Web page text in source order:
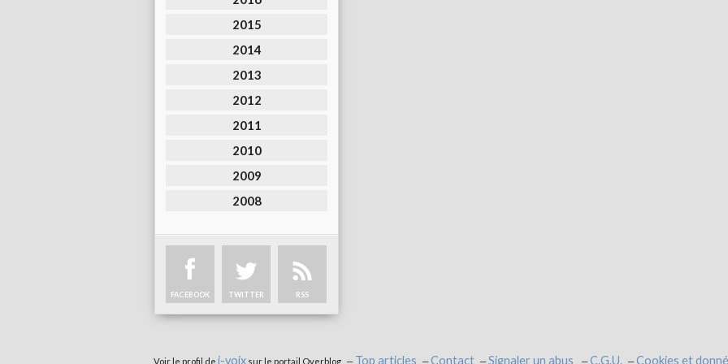
2015
2014
2013
2012
2011
2010
2009
2008
FACEBOOK TWITTER RSS
Voir le profil de i-voixsur le portail Overblog Top articles Contact Signaler un abus C.G.U. Cookies et